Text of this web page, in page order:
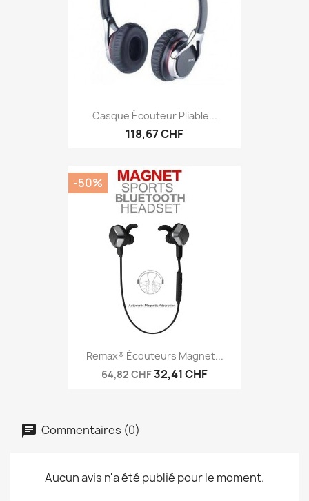
Casque Écouteur Pliable...
118,67 CHF
Remax® Écouteurs Magnet...
64,82 CHF32,41 CHF
-50%
Commentaires (0)
Aucun avis n'a été publié pour le moment.